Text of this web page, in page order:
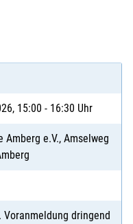
15:00 - 16:30 Uhr
Amberg e.V., Amselweg
Voranmeldung dringend